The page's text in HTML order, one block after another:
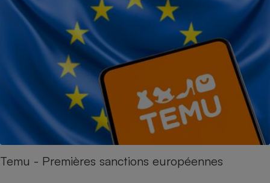
Temu - Premières sanctions européennes